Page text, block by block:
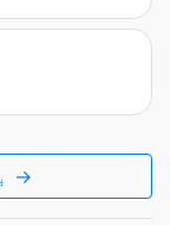
ټول ښودل FLAC بدلونکي →